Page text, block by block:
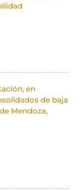
en
de baja
Mendoza,